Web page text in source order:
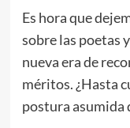
Es hora que
sobre las poetas
nueva era de
méritos. ¿Hasta
postura asumida